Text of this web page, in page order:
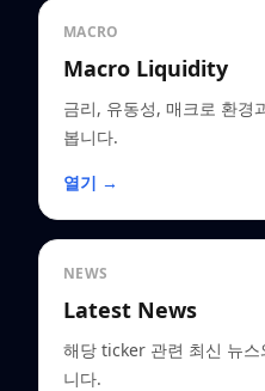
MACRO
Macro Liquidity
금리, 유동성, 매크로 환경
봅니다.
열기 →
NEWS
Latest News
해당 ticker 관련 최신 뉴
니다.